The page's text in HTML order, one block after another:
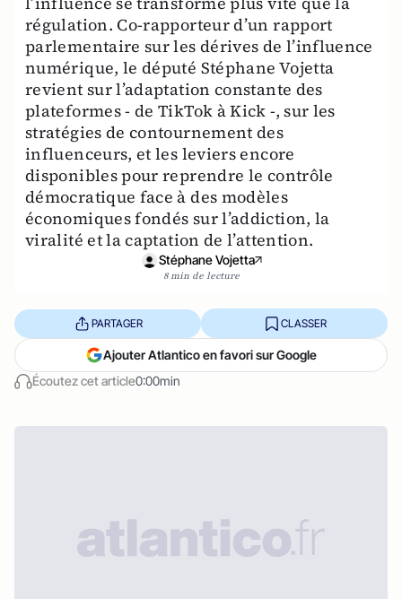
régulation. Co-rapporteur d’un rapport
parlementaire sur les dérives de l’influence
numérique, le député Stéphane Vojetta
revient sur l’adaptation constante des
plateformes - de TikTok à Kick -, sur les
stratégies de contournement des
influenceurs, et les leviers encore
disponibles pour reprendre le contrôle
démocratique face à des modèles
économiques fondés sur l’addiction, la
viralité et la captation de l’attention.
Stéphane Vojetta
8 min de lecture
Écoutez cet article0:00min
PARTAGER CLASSER
Ajouter Atlantico en favori sur Google